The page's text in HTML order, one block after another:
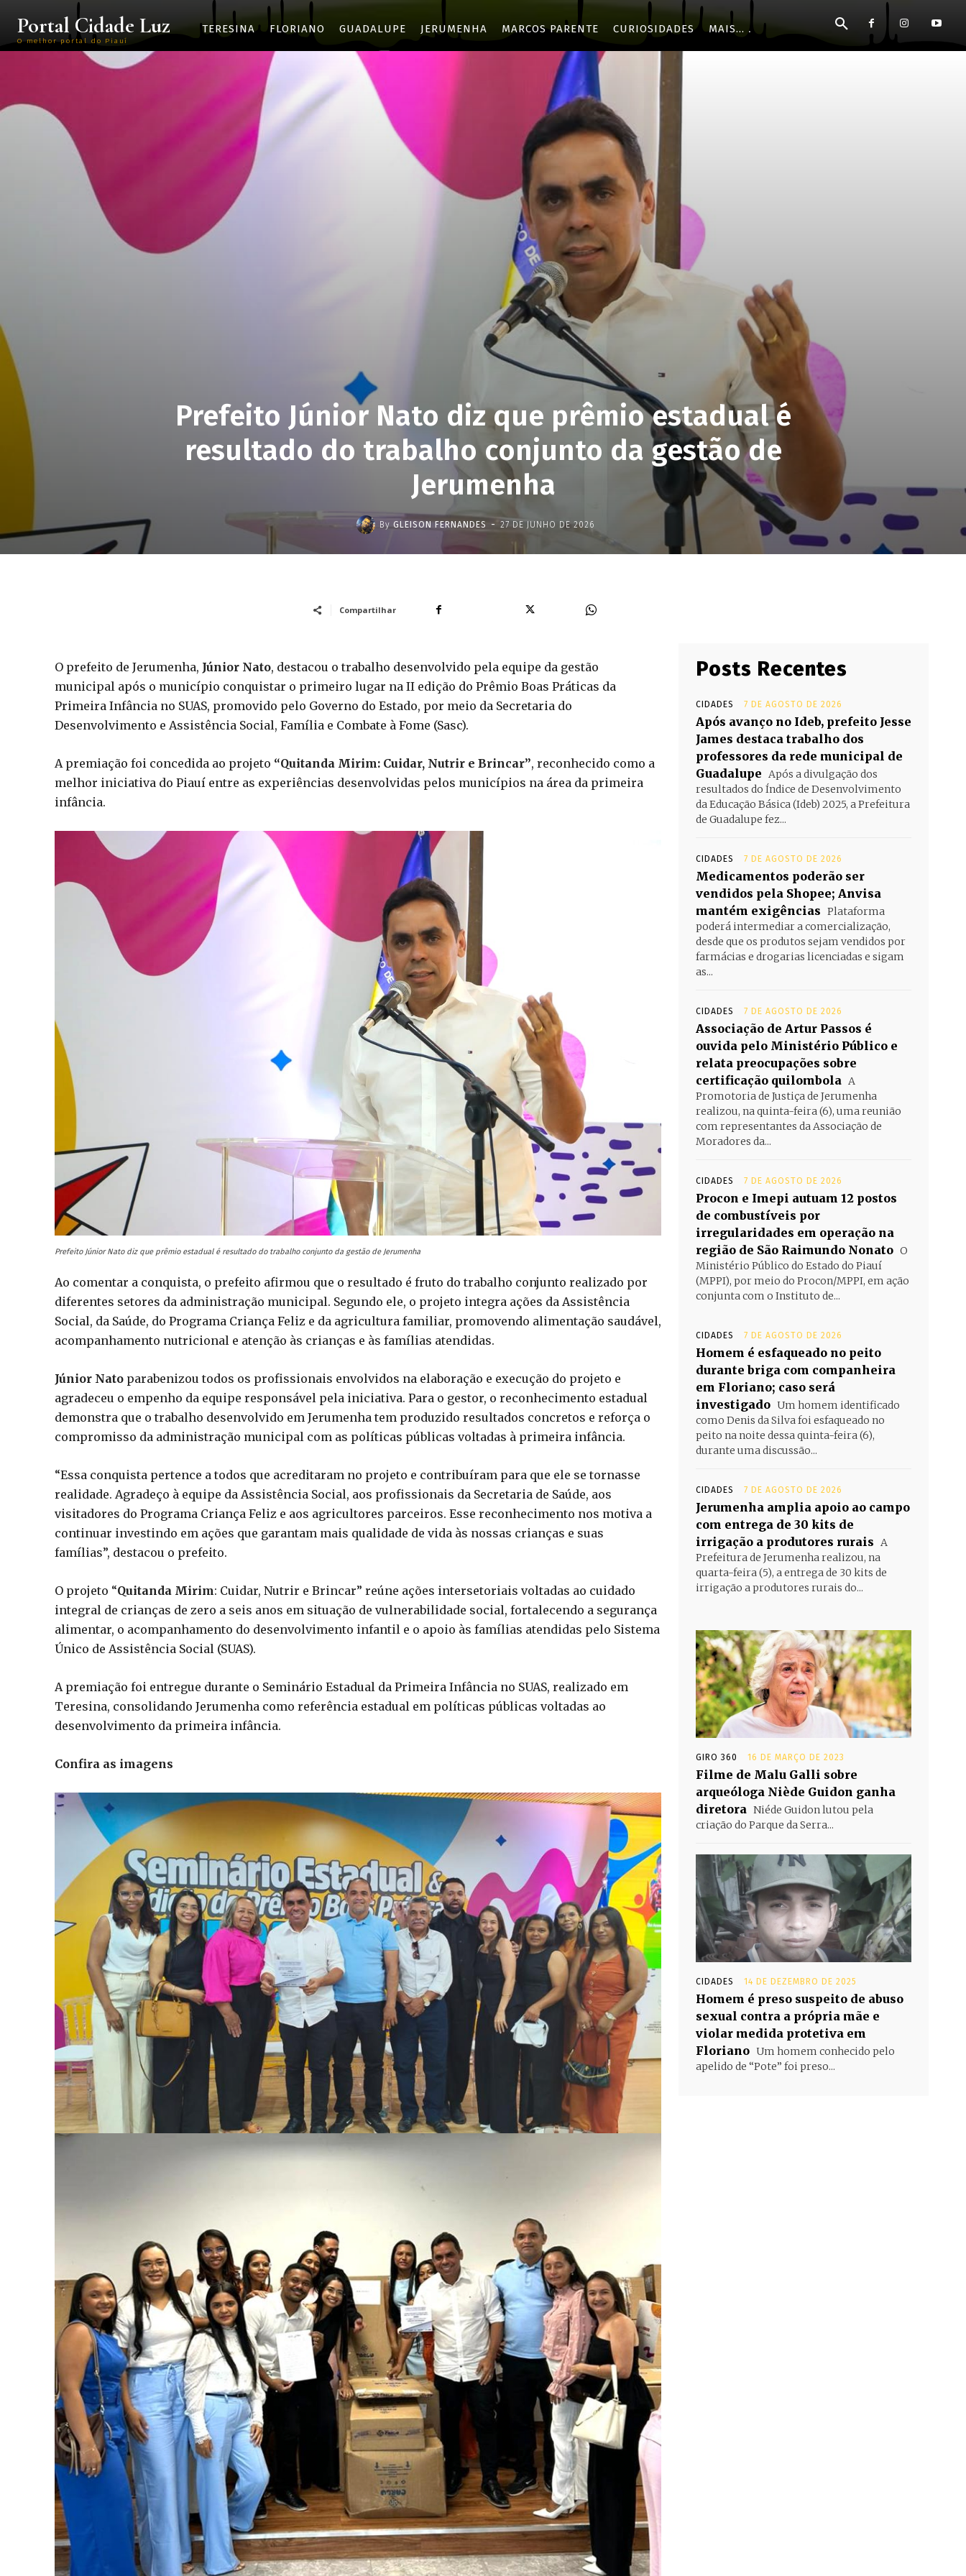
Portal Cidade Luz
O melhor portal do Piauí
TERESINA FLORIANO GUADALUPE JERUMENHA MARCOS PARENTE CURIOSIDADES MAIS...
Prefeito Júnior Nato diz que prêmio estadual é
resultado do trabalho conjunto da gestão de
Jerumenha
By GLEISON FERNANDES - 27 DE JUNHO DE 2026
Compartilhar
O prefeito de Jerumenha, Júnior Nato, destacou o trabalho desenvolvido pela equipe da gestão
municipal após o município conquistar o primeiro lugar na II edição do Prêmio Boas Práticas da
Primeira Infância no SUAS, promovido pelo Governo do Estado, por meio da Secretaria do
Desenvolvimento e Assistência Social, Família e Combate à Fome (Sasc).
A premiação foi concedida ao projeto “Quitanda Mirim: Cuidar, Nutrir e Brincar”, reconhecido como a
melhor iniciativa do Piauí entre as experiências desenvolvidas pelos municípios na área da primeira
infância.
Prefeito Júnior Nato diz que prêmio estadual é resultado do trabalho conjunto da gestão de Jerumenha
Ao comentar a conquista, o prefeito afirmou que o resultado é fruto do trabalho conjunto realizado por
diferentes setores da administração municipal. Segundo ele, o projeto integra ações da Assistência
Social, da Saúde, do Programa Criança Feliz e da agricultura familiar, promovendo alimentação saudável,
acompanhamento nutricional e atenção às crianças e às famílias atendidas.
Júnior Nato parabenizou todos os profissionais envolvidos na elaboração e execução do projeto e
agradeceu o empenho da equipe responsável pela iniciativa. Para o gestor, o reconhecimento estadual
demonstra que o trabalho desenvolvido em Jerumenha tem produzido resultados concretos e reforça o
compromisso da administração municipal com as políticas públicas voltadas à primeira infância.
“Essa conquista pertence a todos que acreditaram no projeto e contribuíram para que ele se tornasse
realidade. Agradeço à equipe da Assistência Social, aos profissionais da Secretaria de Saúde, aos
visitadores do Programa Criança Feliz e aos agricultores parceiros. Esse reconhecimento nos motiva a
continuar investindo em ações que garantam mais qualidade de vida às nossas crianças e suas
famílias”, destacou o prefeito.
O projeto “Quitanda Mirim: Cuidar, Nutrir e Brincar” reúne ações intersetoriais voltadas ao cuidado
integral de crianças de zero a seis anos em situação de vulnerabilidade social, fortalecendo a segurança
alimentar, o acompanhamento do desenvolvimento infantil e o apoio às famílias atendidas pelo Sistema
Único de Assistência Social (SUAS).
A premiação foi entregue durante o Seminário Estadual da Primeira Infância no SUAS, realizado em
Teresina, consolidando Jerumenha como referência estadual em políticas públicas voltadas ao
desenvolvimento da primeira infância.
Confira as imagens
Posts Recentes
CIDADES 7 DE AGOSTO DE 2026
Após avanço no Ideb, prefeito Jesse
James destaca trabalho dos
professores da rede municipal de
Guadalupe Após a divulgação dos
resultados do Índice de Desenvolvimento
da Educação Básica (Ideb) 2025, a Prefeitura
de Guadalupe fez...
CIDADES 7 DE AGOSTO DE 2026
Medicamentos poderão ser
vendidos pela Shopee; Anvisa
mantém exigências Plataforma
poderá intermediar a comercialização,
desde que os produtos sejam vendidos por
farmácias e drogarias licenciadas e sigam
as...
CIDADES 7 DE AGOSTO DE 2026
Associação de Artur Passos é
ouvida pelo Ministério Público e
relata preocupações sobre
certificação quilombola A
Promotoria de Justiça de Jerumenha
realizou, na quinta-feira (6), uma reunião
com representantes da Associação de
Moradores da...
CIDADES 7 DE AGOSTO DE 2026
Procon e Imepi autuam 12 postos
de combustíveis por
irregularidades em operação na
região de São Raimundo Nonato O
Ministério Público do Estado do Piauí
(MPPI), por meio do Procon/MPPI, em ação
conjunta com o Instituto de...
CIDADES 7 DE AGOSTO DE 2026
Homem é esfaqueado no peito
durante briga com companheira
em Floriano; caso será
investigado Um homem identificado
como Denis da Silva foi esfaqueado no
peito na noite dessa quinta-feira (6),
durante uma discussão...
CIDADES 7 DE AGOSTO DE 2026
Jerumenha amplia apoio ao campo
com entrega de 30 kits de
irrigação a produtores rurais A
Prefeitura de Jerumenha realizou, na
quarta-feira (5), a entrega de 30 kits de
irrigação a produtores rurais do...
GIRO 360 16 DE MARÇO DE 2023
Filme de Malu Galli sobre
arqueóloga Niède Guidon ganha
diretora Niéde Guidon lutou pela
criação do Parque da Serra...
CIDADES 14 DE DEZEMBRO DE 2025
Homem é preso suspeito de abuso
sexual contra a própria mãe e
violar medida protetiva em
Floriano Um homem conhecido pelo
apelido de “Pote” foi preso...